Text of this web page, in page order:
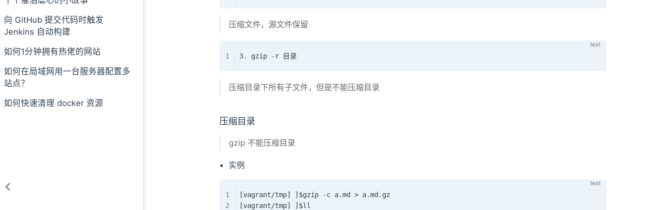
向 GitHub 提交代码时触发
Jenkins 自动构建
如何1分钟拥有热佬的网站
如何在局域网用一台服务器配置多
站点？
如何快速清理 docker 资源
压缩文件，源文件保留
3. gzip -r 目录
压缩目录下所有子文件，但是不能压缩目录
压缩目录
gzip 不能压缩目录
实例
[vagrant/tmp] ]$gzip -c a.md > a.md.gz
[vagrant/tmp] ]$ll